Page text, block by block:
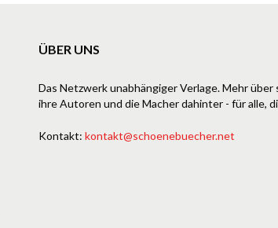
ÜBER UNS
Das Netzwerk unabhängiger Verlage. Mehr über
ihre Autoren und die Macher dahinter - für alle,
Kontakt: kontakt@schoenebuecher.net